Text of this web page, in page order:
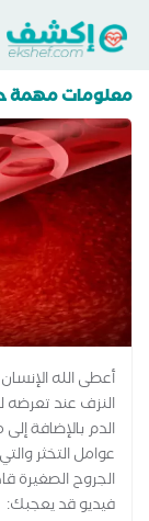
معلومات مهمة
أعطى الله
النزف عند تعرضه
الدم بالإضافة
الجروح الصغيرة
فيديو قد يعجبك: